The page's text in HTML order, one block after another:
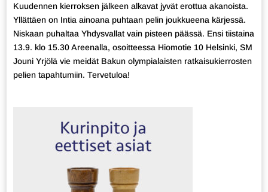
Kuudennen kierroksen jälkeen alkavat jyvät erottua akanoista.
Yllättäen on Intia ainoana puhtaan pelin joukkueena kärjessä.
Niskaan puhaltaa Yhdysvallat vain pisteen päässä. Ensi tiistaina
13.9. klo 15.30 Areenalla, osoitteessa Hiomotie 10 Helsinki, SM
Jouni Yrjölä vie meidät Bakun olympialaisten ratkaisukierrosten
pelien tapahtumiin. Tervetuloa!